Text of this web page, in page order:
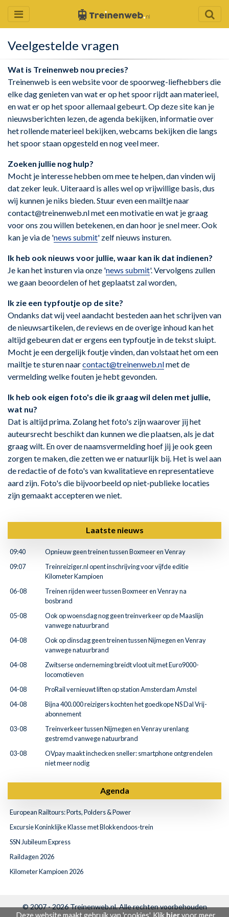
Deze website maakt gebruik van 'cookies'. Klik hiervoor meer
Veelgestelde vragen
Wat is Treinenweb nou precies?
Treinenweb is een website voor de spoorweg-liefhebbers die
elke dag genieten van wat er op het spoor rijdt aan materieel,
en wat er op het spoor allemaal gebeurt. Op deze site kan je
nieuwsberichten lezen, de agenda bekijken, informatie over
het rollende materieel bekijken, webcams bekijken die langs
het spoor staan opgesteld en nog veel meer.
Zoeken jullie nog hulp?
Mocht je interesse hebben om mee te helpen, dan vinden wij
dat zeker leuk. Uiteraard is alles wel op vrijwillige basis, dus
wij kunnen je niks bieden. Stuur even een mailtje naar
contact@treinenweb.nl met een motivatie en wat je graag
voor ons zou willen betekenen, en dan hoor je snel meer. Ook
kan je via de 'news submit' zelf nieuws insturen.
Ik heb ook nieuws voor jullie, waar kan ik dat indienen?
Je kan het insturen via onze 'news submit'. Vervolgens zullen
we gaan beoordelen of het geplaatst zal worden,
Ik zie een typfoutje op de site?
Ondanks dat wij veel aandacht besteden aan het schrijven van
de nieuwsartikelen, de reviews en de overige inhoud kan het
altijd gebeuren dat er ergens een typfoutje in de tekst sluipt.
Mocht je een dergelijk foutje vinden, dan volstaat het om een
mailtje te sturen naarcontact@treinenweb.nlmet de
vermelding welke fouten je hebt gevonden.
Ik heb ook eigen foto's die ik graag wil delen met jullie,
wat nu?
Dat is altijd prima. Zolang het foto's zijn waarover jij het
auteursrecht beschikt dan kunnen we die plaatsen, als je dat
graag wilt. En over de naamsvermelding hoef jij je ook geen
zorgen te maken, die zetten we er natuurlijk bij. Het is wel aan
de redactie of de foto's van kwalitatieve en representatieve
aard zijn. Foto's die bijvoorbeeld op niet-publieke locaties
zijn gemaakt accepteren we niet.
Laatste nieuws
09:40
Opnieuw geen treinen tussen Boxmeer en Venray
09:07
Treinreiziger.nl opent inschrijving voor vijfde editie
Kilometer Kampioen
06-08
Treinen rijden weer tussen Boxmeer en Venray na
bosbrand
05-08
Ook op woensdag nog geen treinverkeer op de Maaslijn
vanwege natuurbrand
04-08
Ook op dinsdag geen treinen tussen Nijmegen en Venray
vanwege natuurbrand
04-08
Zwitserse onderneming breidt vloot uit met Euro9000-
locomotieven
04-08
ProRail vernieuwt liften op station Amsterdam Amstel
04-08
Bijna 400.000 reizigers kochten het goedkope NS Dal Vrij-
abonnement
03-08
Treinverkeer tussen Nijmegen en Venray urenlang
gestremd vanwege natuurbrand
03-08
OVpay maakt inchecken sneller: smartphone ontgrendelen
niet meer nodig
Agenda
European Railtours: Ports, Polders & Power
Excursie Koninklijke Klasse met Blokkendoos-trein
SSN Jubileum Express
Raildagen 2026
Kilometer Kampioen 2026
© 2007 - 2026Treinenweb.nl. Alle rechten voorbehouden